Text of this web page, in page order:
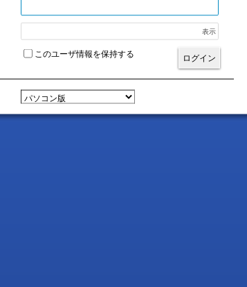
表示
このユーザ情報を保持する ログイン